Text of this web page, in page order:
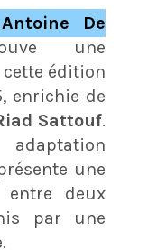
Antoine De
une
édition
enrichie de
Sattouf.
une
entre deux
par une